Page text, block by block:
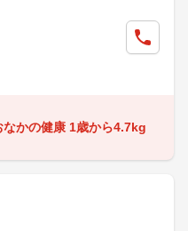
かの健康 1歳から4.7kg